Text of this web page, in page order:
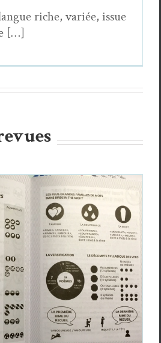
riche, var­iée, issue
[…]
Folio + collège
Revue des revues